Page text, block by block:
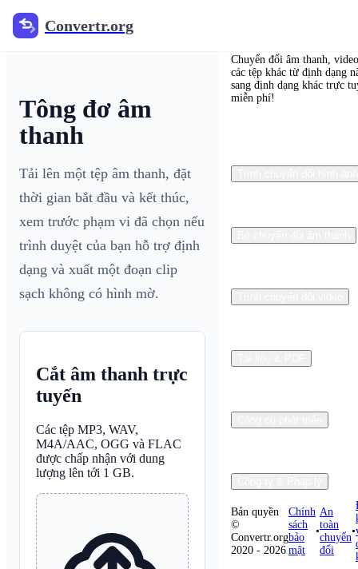
Convertr.org
Tông đơ âm
thanh
Tải lên một tệp âm thanh, đặt
thời gian bắt đầu và kết thúc,
xem trước phạm vi đã chọn nếu
trình duyệt của bạn hỗ trợ định
dạng và xuất một đoạn clip
sạch không có hình mờ.
Cắt âm thanh trực
tuyến
Các tệp MP3, WAV,
M4A/AAC, OGG và FLAC
được chấp nhận với dung
lượng lên tới 1 GB.
Chuyển đổi âm thanh,
các tệp khác từ định dạng
sang định dạng khác trực
miễn phí!
Bản quyền
©
Convertr.org
2020 - 2026
Chính
sách
bảo
mật
•
An
toàn
chuyển
đổi
•